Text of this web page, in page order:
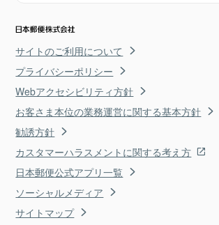
サイトのご利用について
プライバシーポリシー
Webアクセシビリティ方針
お客さま本位の業務運営に関する基本方針
勧誘方針
カスタマーハラスメントに関する考え方
日本郵便公式アプリ一覧
ソーシャルメディア
サイトマップ